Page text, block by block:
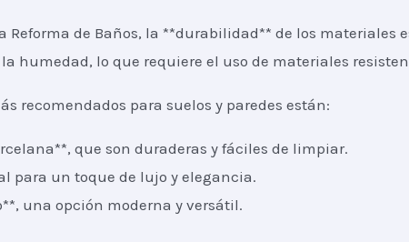
Reforma de Baños, la **durabilidad** de los materiales
humedad, lo que requiere el uso de materiales
recomendados para suelos y paredes están:
que son duraderas y fáciles de limpiar.
para un toque de lujo y elegancia.
una opción moderna y versátil.